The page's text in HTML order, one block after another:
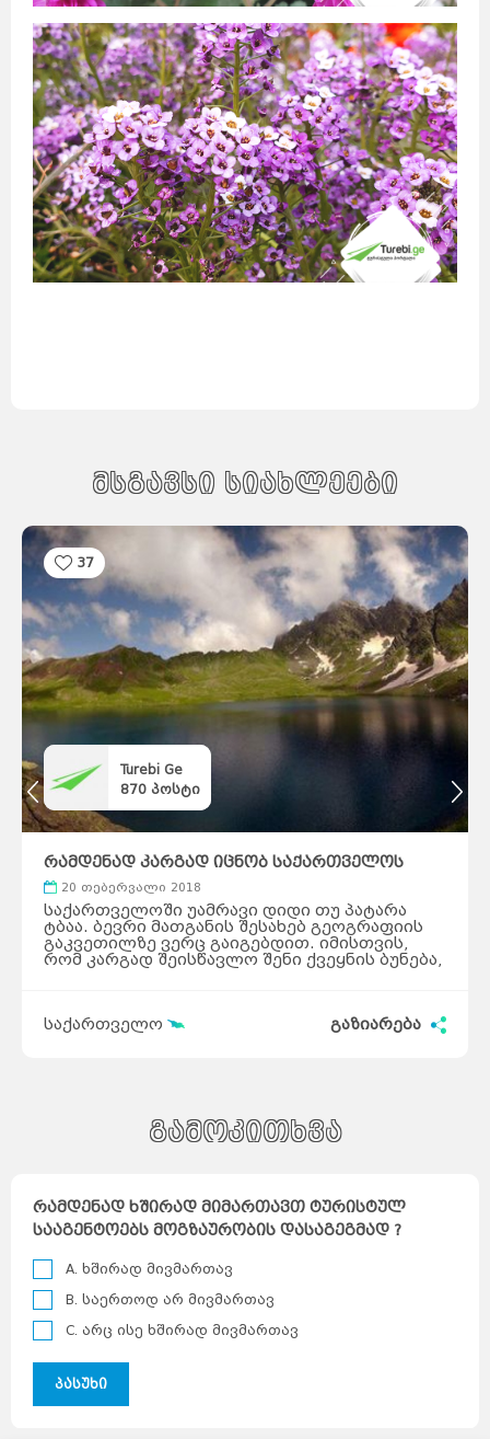
მსგავსი სიახლეები
37
Turebi Ge
870 პოსტი
რამდენად კარგად იცნობ საქართველოს
ტბებს?
20 თებერვალი 2018
საქართველოში უამრავი დიდი თუ პატარა
ტბაა. ბევრი მათგანის შესახებ გეოგრაფიის
გაკვეთილზე ვერც გაიგებდით. იმისთვის,
რომ კარგად შეისწავლო შენი ქვეყნის ბუნება,
ბუნება, შეამოწმე შენი ცოდნა. თუ შედეგი არც
საქართველო გაზიარება
გამოკითხვა
რამდენად ხშირად მიმართავთ ტურისტულ
სააგენტოებს მოგზაურობის დასაგეგმად ?
A. ხშირად მივმართავ
B. საერთოდ არ მივმართავ
C. არც ისე ხშირად მივმართავ
პასუხი